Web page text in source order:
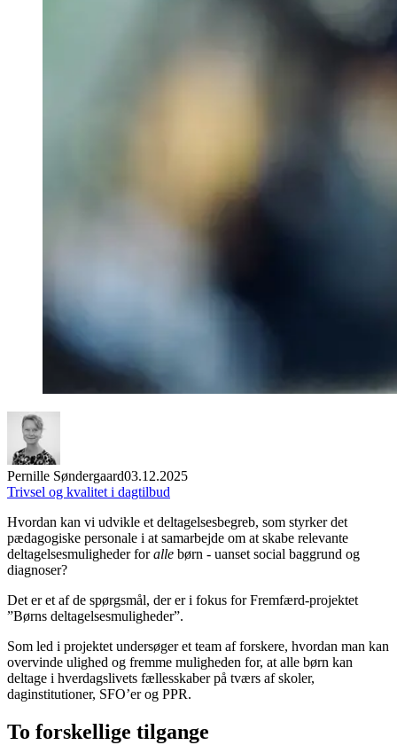
Pernille Søndergaard03.12.2025
Trivsel og kvalitet i dagtilbud
Hvordan kan vi udvikle et deltagelsesbegreb, som styrker det
pædagogiske personale i at samarbejde om at skabe relevante
deltagelsesmuligheder foralle børn - uanset social baggrund og
diagnoser?
Det er et af de spørgsmål, der er i fokus for Fremfærd-projektet
”Børns deltagelsesmuligheder”.
Som led i projektet undersøger et team af forskere, hvordan man kan
overvinde ulighed og fremme muligheden for, at alle børn kan
deltage i hverdagslivets fællesskaber på tværs af skoler,
daginstitutioner, SFO’er og PPR.
To forskellige tilgange